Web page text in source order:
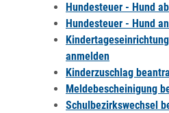
Hundesteuer - Hund
Hundesteuer - Hund
anmelden
Kinderzuschlag
Meldebescheinigung
Schulbezirkswechsel